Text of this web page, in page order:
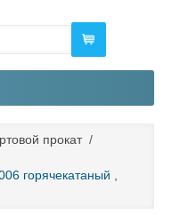
прокат /
горячекатаный ,